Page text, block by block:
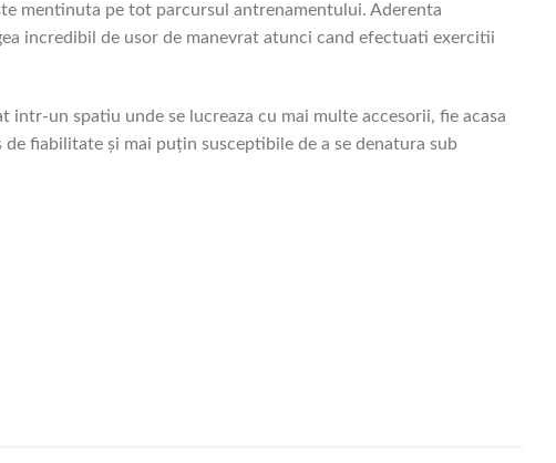
mentinuta pe tot parcursul antrenamentului. Aderenta
incredibil de usor de manevrat atunci cand efectuati exercitii
un spatiu unde se lucreaza cu mai multe accesorii, fie acasa
fiabilitate și mai puțin susceptibile de a se denatura sub